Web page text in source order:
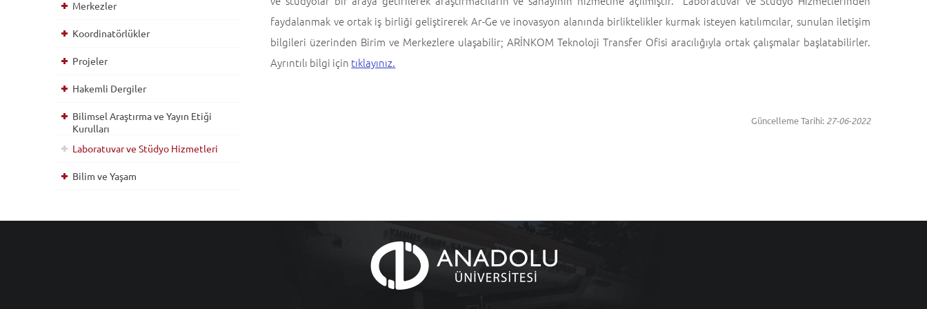
faydalanmak ve ortak iş birliği geliştirerek Ar-Ge ve inovasyon alanında birliktelikler kurmak isteyen katılımcılar, sunulan iletişim
bilgileri üzerinden Birim ve Merkezlere ulaşabilir; ARİNKOM Teknoloji Transfer Ofisi aracılığıyla ortak çalışmalar başlatabilirler.
Ayrıntılı bilgi için tıklayınız.
Güncelleme Tarihi: 27-06-2022
Merkezler
Koordinatörlükler
Projeler
Hakemli Dergiler
Bilimsel Araştırma ve Yayın Etiği
Kurulları
Laboratuvar ve Stüdyo Hizmetleri
Bilim ve Yaşam